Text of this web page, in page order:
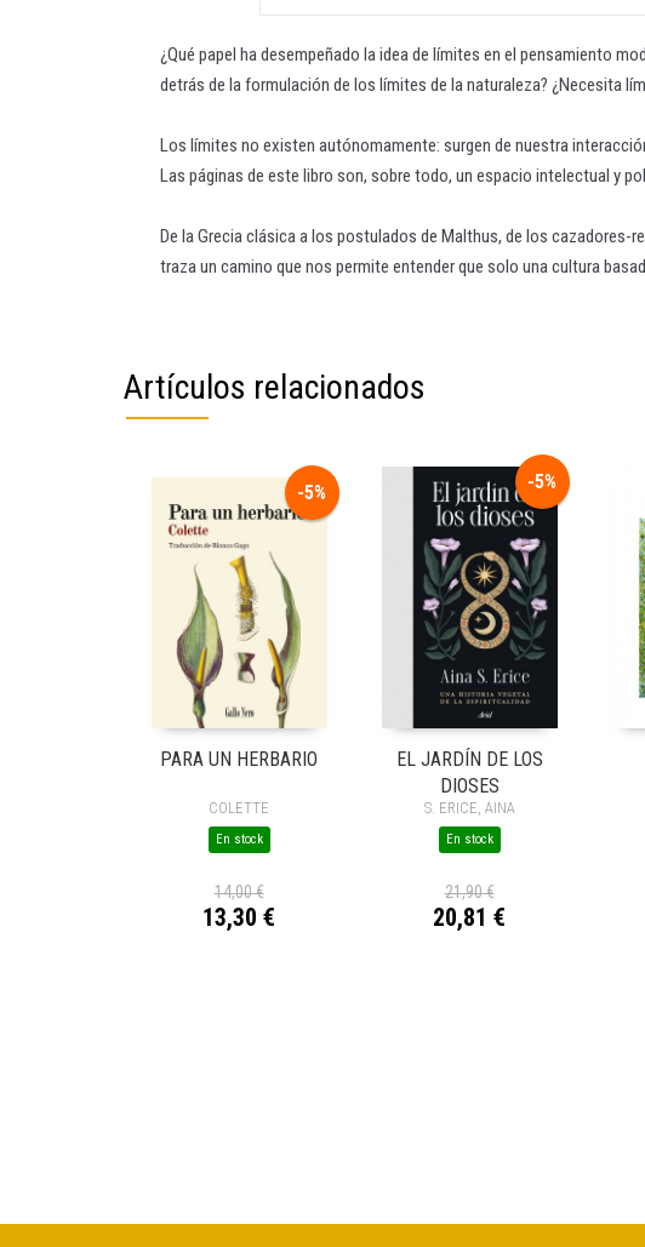
¿Qué papel ha desempeñado la idea de límites en el pensamiento
detrás de la formulación de los límites de la naturaleza? ¿Necesita
Los límites no existen autónomamente: surgen de nuestra
Las páginas de este libro son, sobre todo, un espacio intelectual y
De la Grecia clásica a los postulados de Malthus, de los
traza un camino que nos permite entender que solo una cultura
Artículos relacionados
-5%
PARA UN HERBARIO
COLETTE
En stock
14,00 €
13,30 €
-5%
EL JARDÍN DE LOS
DIOSES
S. ERICE, AINA
En stock
21,90 €
20,81 €